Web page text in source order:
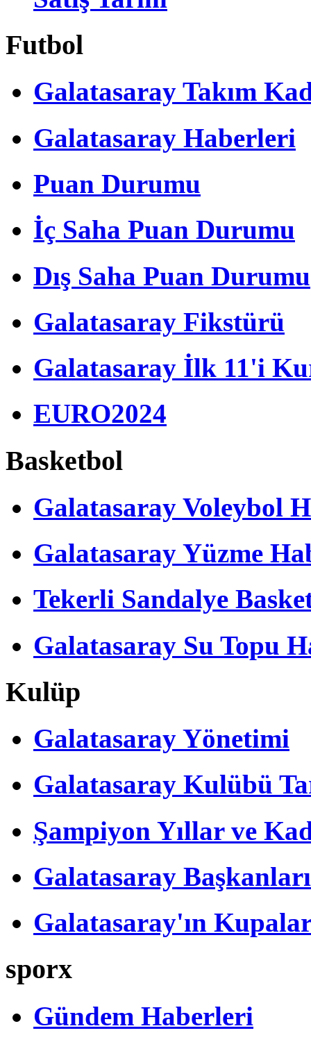
Futbol
Galatasaray Takım
Galatasaray Haberleri
Puan Durumu
İç Saha Puan Durumu
Dış Saha Puan Durumu
Galatasaray Fikstürü
Galatasaray İlk 11'i
EURO2024
Basketbol
Galatasaray Voleybol
Galatasaray Yüzme
Tekerli Sandalye
Galatasaray Su Topu
Kulüp
Galatasaray Yönetimi
Galatasaray Kulübü
Şampiyon Yıllar ve
Galatasaray Başkanları
Galatasaray'ın
sporx
Gündem Haberleri